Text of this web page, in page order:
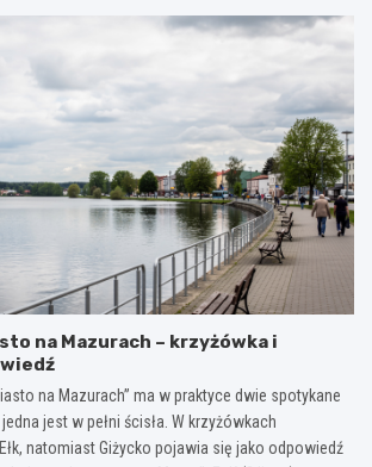
na Mazurach – krzyżówka i
na Mazurach” ma w praktyce dwie spotykane
jest w pełni ścisła. W krzyżówkach
natomiast Giżycko pojawia się jako odpowiedź